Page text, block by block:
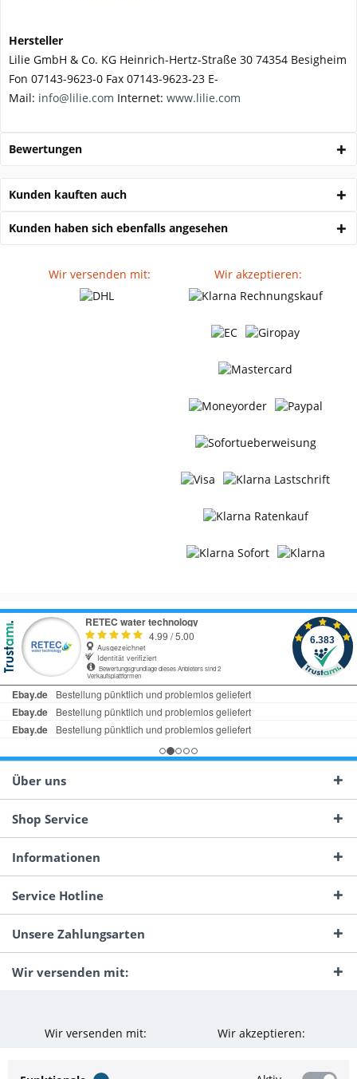
Hersteller
Lilie GmbH & Co. KG Heinrich-Hertz-Straße 30 74354 Besigheim
Fon 07143-9623-0 Fax 07143-9623-23 E-
Mail: info@lilie.com Internet: www.lilie.com
Bewertungen
Kunden kauften auch
Kunden haben sich ebenfalls angesehen
Wir versenden mit: Wir akzeptieren:
Über uns
Shop Service
Informationen
Service Hotline
Unsere Zahlungsarten
Wir versenden mit:
Wir versenden mit: Wir akzeptieren: